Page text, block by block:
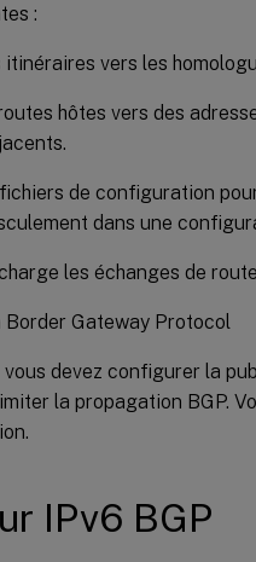
:
vers les
hôtes vers des
de configuration
dans une
les échanges de
Gateway Protocol
devez configurer la
la propagation BGP.
IPv6 BGP